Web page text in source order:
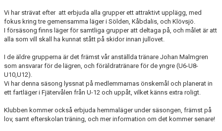
KONTAKT
TRÄNING
TÄVLING
MASK KALENDER
Vi har strävat efter att erbjuda alla grupper ett attraktivt upplägg, med
fokus kring tre gemensamma läger i Sölden, Kåbdalis, och Klövsjö.
I försäsong finns läger för samtliga grupper att deltaga på, och målet är att
alla som vill skall ha kunnat stått på skidor innan jullovet.
I de äldre grupperna är det främst vår anställda tränare Johan Malmgren
som ansvarar för de lägren, och föräldratränare för de yngre (U6-U8-
U10,U12).
Vi har denna säsong lyssnat på medlemmarnas önskemål och planerat in
ett fartläger i Fjätervålen från U-12 och uppåt, vilket känns extra roligt.
Klubben kommer också erbjuda hemmaläger under säsongen, främst på
lov, samt efterskolan träning, och mer information om det kommer senare!